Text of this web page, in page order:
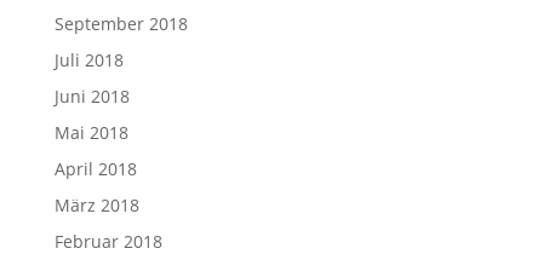
September 2018
Juli 2018
Juni 2018
Mai 2018
April 2018
März 2018
Februar 2018